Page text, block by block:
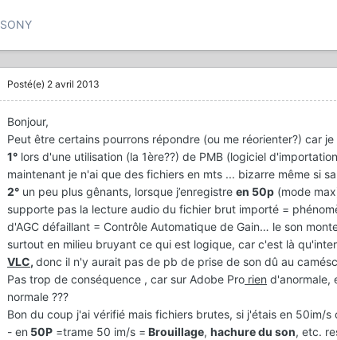
SONY
Posté(e) 2 avril 2013
Bonjour,
Peut être certains pourrons répondre (ou me réorienter?) car
1° lors d'une utilisation (la 1ère??) de PMB (logiciel
maintenant je n'ai que des fichiers en mts ... bizarre même si
2° un peu plus gênants, lorsque j’enregistre en 50p (mode
supporte pas la lecture audio du fichier brut importé =
d'AGC défaillant = Contrôle Automatique de Gain… le son
surtout en milieu bruyant ce qui est logique, car c'est là
VLC, donc il n'y aurait pas de pb de prise de son dû au
Pas trop de conséquence , car sur Adobe Pro rien d'anormale,
normale ???
Bon du coup j'ai vérifié mais fichiers brutes, si j'étais en 50im/
- en 50P =trame 50 im/s = Brouillage, hachure du son, etc.